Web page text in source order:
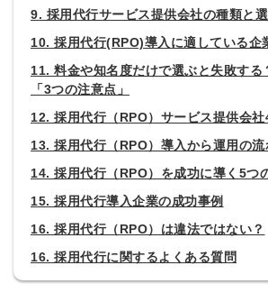
9. 採用代行サービス提供会社の種類と
10. 採用代行(RPO)導入に適している企
11. 料金や知名度だけで選ぶと失敗する
「3つの注意点」
12. 採用代行（RPO）サービス提供会
13. 採用代行（RPO）導入から運用の流
14. 採用代行（RPO）を成功に導く5つ
15. 採用代行導入企業の成功事例
16. 採用代行（RPO）は違法ではない？
16. 採用代行に関するよくある質問